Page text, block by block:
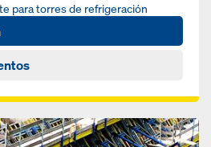
para torres de refrigeración